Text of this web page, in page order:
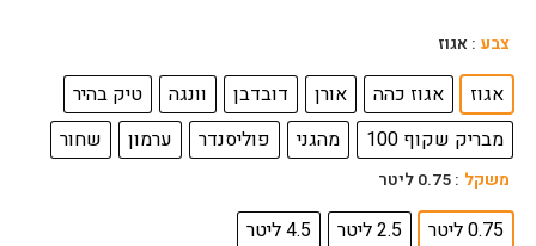
צבע : אגוז
אגוז אגוז כהה אורן דובדבן וונגה
טיק בהיר
מבריק שקוף 100
מהגני פוליסנדר ערמון שחור
משקל : 0.75 ליטר
0.75 ליטר 2.5 ליטר 4.5 ליטר
כמות
ורנית
לעץ